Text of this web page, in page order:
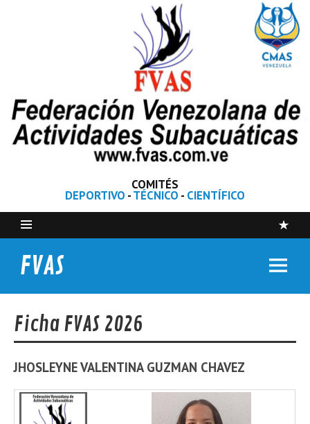
COMITÉS
DEPORTIVO -TÉCNICO - CIENTÍFICO
FVAS
Ficha FVAS 2026
JHOSLEYNE VALENTINA GUZMAN CHAVEZ